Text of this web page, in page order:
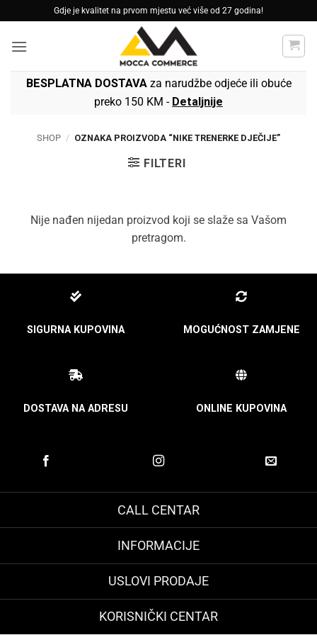
to
content
Gdje je kvalitet na prvom mjestu već više od 27 godina!
BESPLATNA DOSTAVAza narudžbe odjeće ili obuće
preko 150 KM - Detaljnije
SHOP / OZNAKA PROIZVODA “NIKE TRENERKE DJEČIJE”
FILTERI
Nije nađen nijedan proizvod koji se slaže sa Vašom
pretragom.
SIGURNA KUPOVINA MOGUĆNOST ZAMJENE
DOSTAVA NA ADRESU ONLINE KUPOVINA
CALL CENTAR
INFORMACIJE
USLOVI PRODAJE
KORISNIČKI CENTAR